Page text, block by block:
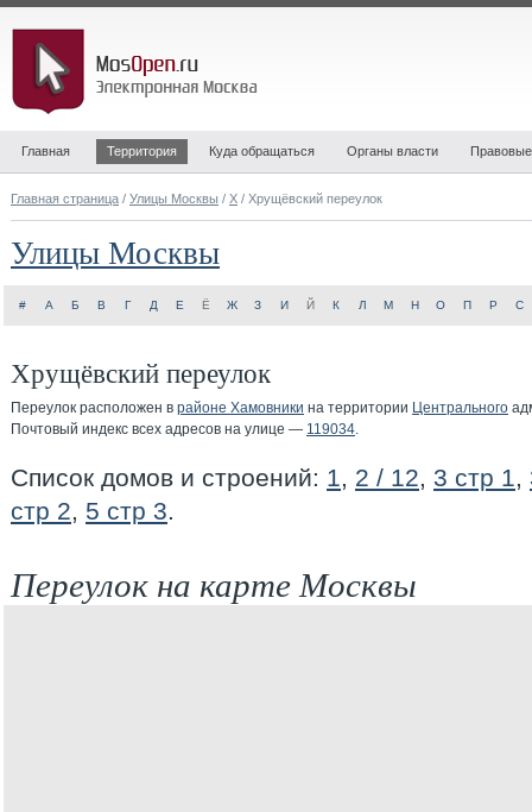
Главная Территория Куда обращаться Органы власти
Главная страница / Улицы Москвы / Х / Хрущёвский переулок
Улицы Москвы
# А Б В Г Д Е Ё Ж З И Й К Л М Н О П Р С
Хрущёвский переулок
Переулок расположен в районе Хамовники на территории Центрального
Почтовый индекс всех адресов на улице — 119034.
Список домов и строений: 1, 2 / 12, 3 стр 1,
стр 2, 5 стр 3.
Переулок на карте Москвы